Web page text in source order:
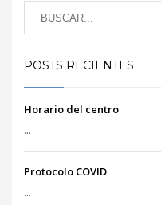
POSTS RECIENTES
Horario del centro
...
Protocolo COVID
...